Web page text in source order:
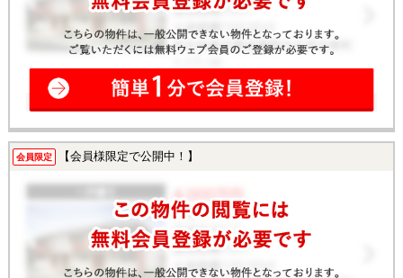
会員限定 【会員様限定で公開中！】